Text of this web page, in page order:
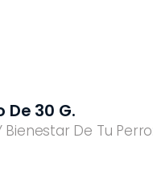
De Tu
De 30 G.